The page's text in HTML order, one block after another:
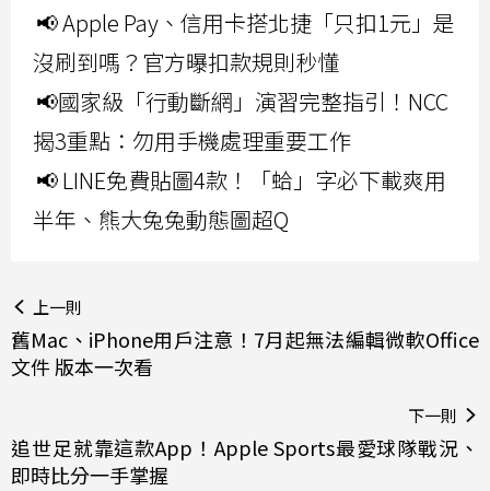
📢 Apple Pay、信用卡搭北捷「只扣1元」是
沒刷到嗎？官方曝扣款規則秒懂
📢國家級「行動斷網」演習完整指引！NCC
揭3重點：勿用手機處理重要工作
📢 LINE免費貼圖4款！「蛤」字必下載爽用
半年、熊大兔兔動態圖超Q
上一則
舊Mac、iPhone用戶注意！7月起無法編輯微軟Office
文件 版本一次看
下一則
追世足就靠這款App！Apple Sports最愛球隊戰況、
即時比分一手掌握